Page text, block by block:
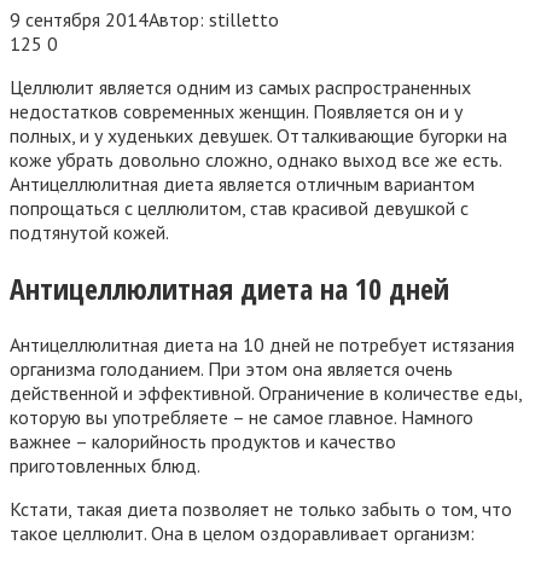
9 сентября 2014Автор: stilletto
125 0
Целлюлит является одним из самых распространенных
недостатков современных женщин. Появляется он и у
полных, и у худеньких девушек. Отталкивающие бугорки на
коже убрать довольно сложно, однако выход все же есть.
Антицеллюлитная диета является отличным вариантом
попрощаться с целлюлитом, став красивой девушкой с
подтянутой кожей.
Антицеллюлитная диета на 10 дней
Антицеллюлитная диета на 10 дней не потребует истязания
организма голоданием. При этом она является очень
действенной и эффективной. Ограничение в количестве еды,
которую вы употребляете – не самое главное. Намного
важнее – калорийность продуктов и качество
приготовленных блюд.
Кстати, такая диета позволяет не только забыть о том, что
такое целлюлит. Она в целом оздоравливает организм: